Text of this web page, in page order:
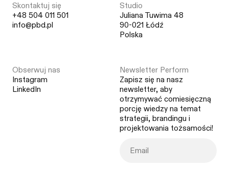
Skontaktuj się
+48 504 011 501
info@pbd.pl
Studio
Juliana Tuwima 48
90-021 Łódź
Polska
Obserwuj nas
Instagram
LinkedIn
Newsletter Perform
Zapisz się na nasz
newsletter, aby
otrzymywać comiesięczną
porcję wiedzy na temat
strategii, brandingu i
projektowania tożsamości!